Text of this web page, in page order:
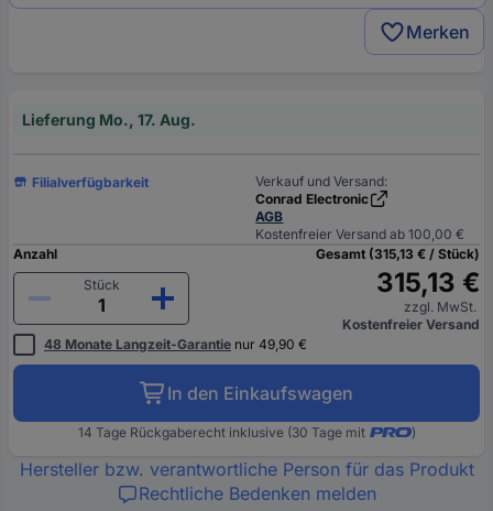
Merken
Lieferung Mo., 17. Aug.
Filialverfügbarkeit
Verkauf und Versand:
Conrad Electronic
AGB
Kostenfreier Versand ab 100,00 €
Anzahl
Stück
Gesamt (315,13 € / Stück)
315,13 €
zzgl. MwSt.
Kostenfreier Versand
48 Monate Langzeit-Garantie nur 49,90 €
In den Einkaufswagen
14 Tage Rückgaberecht inklusive (30 Tage mit )
Hersteller bzw. verantwortliche Person für das Produkt
Rechtliche Bedenken melden